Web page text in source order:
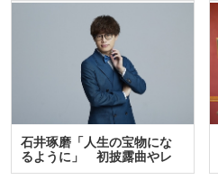
石井琢磨「人生の宝物にな
るように」 初披露曲やレ
ア…